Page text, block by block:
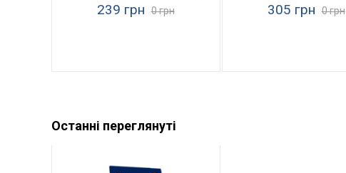
239 грн 0 грн 305 грн 0 грн
Останні переглянуті